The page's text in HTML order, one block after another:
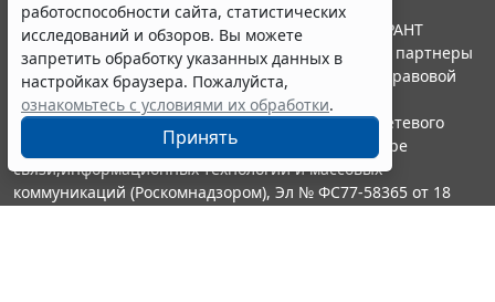
работоспособности сайта, статистических
исследований и обзоров. Вы можете
запретить обработку указанных данных в
настройках браузера. Пожалуйста,
ознакомьтесь с условиями их обработки.
Принять
© ООО "НПП "ГАРАНТ-СЕРВИС", 2026. Система ГАРАНТ
выпускается с 1990 года. Компания "Гарант" и ее партнеры
являются участниками Российской ассоциации правовой
информации ГАРАНТ.
Портал ГАРАНТ.РУ зарегистрирован в качестве сетевого
издания Федеральной службой по надзору в сфере
связи,информационных технологий и массовых
коммуникаций (Роскомнадзором), Эл № ФС77-58365 от 18